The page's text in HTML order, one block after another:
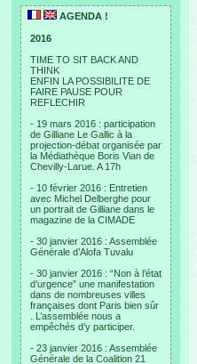
AGENDA !
2016
TIME TO SIT BACK AND
THINK
ENFIN LA POSSIBILITE DE
FAIRE PAUSE POUR
REFLECHIR
- 19 mars 2016 : participation
de Gilliane Le Gallic à la
projection-débat organisée par
la Médiathèque Boris Vian de
Chevilly-Larue. A 17h
- 10 février 2016 : Entretien
avec Michel Delberghe pour
un portrait de Gilliane dans le
magazine de la CIMADE
- 30 janvier 2016 : Assemblée
Générale d’Alofa Tuvalu
- 30 janvier 2016 : “Non à l’état
d’urgence” une manifestation
dans de nombreuses villes
françaises dont Paris bien sûr
. L’assemblée nous a
empêchés d’y participer.
- 23 janvier 2016 : Assemblée
Générale de la Coalition 21